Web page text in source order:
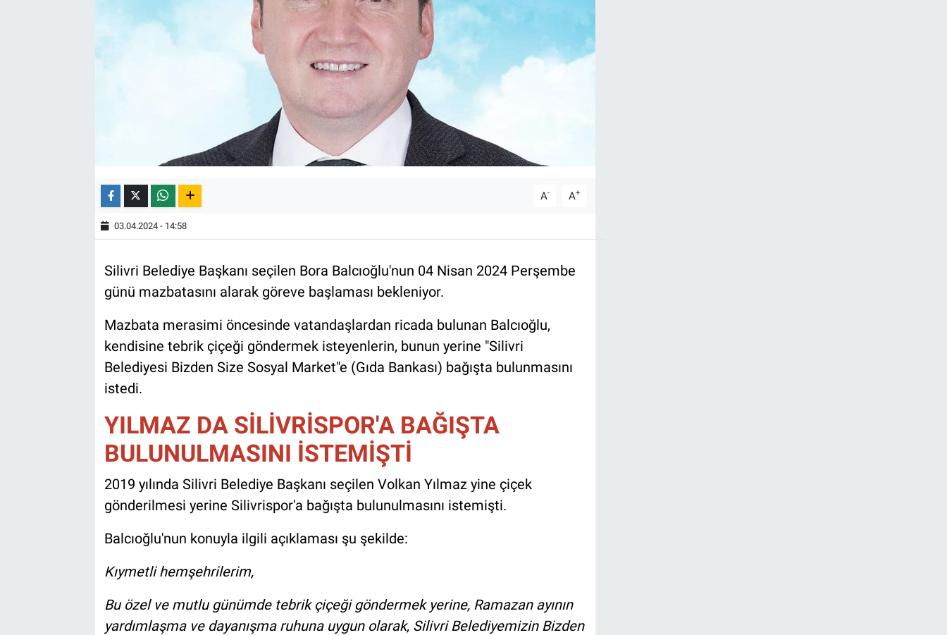
A- A+
03.04.2024 - 14:58
Silivri Belediye Başkanı seçilen Bora Balcıoğlu'nun 04 Nisan 2024 Perşembe
günü mazbatasını alarak göreve başlaması bekleniyor.
Mazbata merasimi öncesinde vatandaşlardan ricada bulunan Balcıoğlu,
kendisine tebrik çiçeği göndermek isteyenlerin, bunun yerine "Silivri
Belediyesi Bizden Size Sosyal Market"e (Gıda Bankası) bağışta bulunmasını
istedi.
YILMAZ DA SİLİVRİSPOR'A BAĞIŞTA
BULUNULMASINI İSTEMİŞTİ
2019 yılında Silivri Belediye Başkanı seçilen Volkan Yılmaz yine çiçek
gönderilmesi yerine Silivrispor'a bağışta bulunulmasını istemişti.
Balcıoğlu'nun konuyla ilgili açıklaması şu şekilde:
Kıymetli hemşehrilerim,
Bu özel ve mutlu günümde tebrik çiçeği göndermek yerine, Ramazan ayının
yardımlaşma ve dayanışma ruhuna uygun olarak, Silivri Belediyemizin Bizden